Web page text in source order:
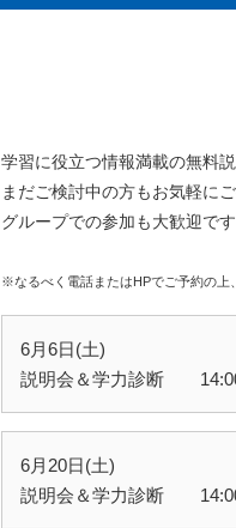
学習に役立つ情報満載の無料説
まだご検討中の方もお気軽に
グループでの参加も大歓迎です
※なるべく電話またはHPでご予約の上
6月6日(土)
説明会＆学力診断
6月20日(土)
説明会＆学力診断